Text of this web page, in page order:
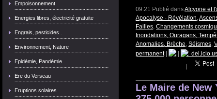
Empoisonnement
Energies libres, électricité gratuite
Engrais, pesticides..
Environnement, Nature
Epidémie, Pandémie
Ere du Verseau
Eruptions solaires
09:21 Publié dansAlcyone et
Apocalyse - Révélation,
Failles, Changements
Inondations, Ouragans,
Anomalies, Brèche, Séismes,
permanent|
Le Maire de